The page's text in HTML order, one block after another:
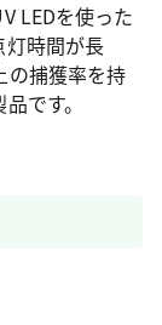
LEDを使った
灯時間が長
の捕獲率を持
です。